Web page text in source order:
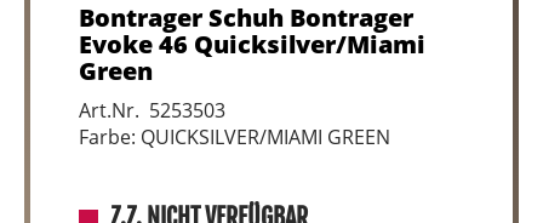
Bontrager Schuh Bontrager
Evoke 46 Quicksilver/Miami
Green
Art.Nr. 5253503
Farbe: QUICKSILVER/MIAMI GREEN